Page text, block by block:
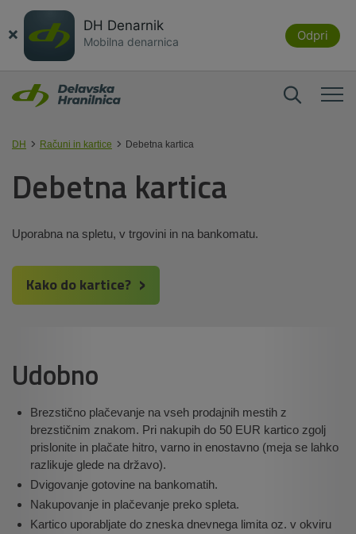
× DH Denarnik
Mobilna denarnica Odpri
DH Računi in kartice Debetna kartica
Debetna kartica
Uporabna na spletu, v trgovini in na bankomatu.
Kako do kartice?
Udobno
Brezstično plačevanje na vseh prodajnih mestih z
brezstičnim znakom. Pri nakupih do 50 EUR kartico zgolj
prislonite in plačate hitro, varno in enostavno (meja se lahko
razlikuje glede na državo).
Dvigovanje gotovine na bankomatih.
Nakupovanje in plačevanje preko spleta.
Kartico uporabljate do zneska dnevnega limita oz. v okviru